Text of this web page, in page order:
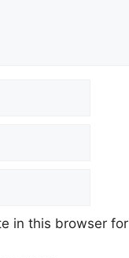
in this browser